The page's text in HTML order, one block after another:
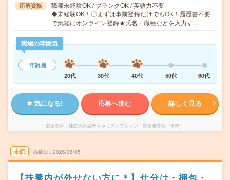
応募資格
職種未経験OK / ブランクOK / 英語力不要
◆未経験OK！〇まずは事前登録だけでもOK！履歴書不要
で気軽にオンライン登録★氏名・職種などを入力す…
職場の雰囲気
年齢層
20代
30代 40代 50代 60代
気になる! 応募へ進む 詳しく見る
派遣会社 株式会社綜合キャリアオプション 製造事業部（全国）
未読 掲載日 2026/08/05
【扶養内が外せない方に＊】仕分け・梱包・